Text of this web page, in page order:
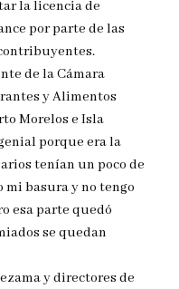
la licencia de
por parte de las
de la Cámara
y Alimentos
Morelos e Isla
porque era la
tenían un poco de
mi basura y no tengo
esa parte quedó
se quedan
y directores de